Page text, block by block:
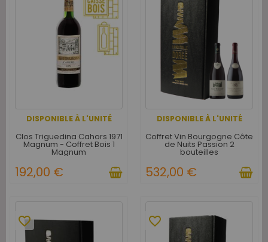
DISPONIBLE À L'UNITÉ
Clos Triguedina Cahors 1971
Magnum - Coffret Bois 1
Magnum
192,00 €
DISPONIBLE À L'UNITÉ
Coffret Vin Bourgogne Côte
de Nuits Passion 2
bouteilles
532,00 €
favorite_border favorite_border